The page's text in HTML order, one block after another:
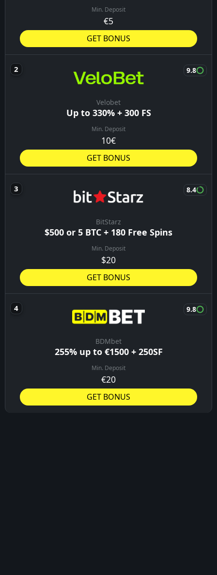
Min. Deposit
€5
GET BONUS
Velobet
Up to 330% + 300 FS
Min. Deposit
10€
9.8
GET BONUS
BitStarz
$500 or 5 BTC + 180 Free Spins
Min. Deposit
$20
8.4
GET BONUS
BDMbet
255% up to €1500 + 250SF
Min. Deposit
€20
9.8
GET BONUS